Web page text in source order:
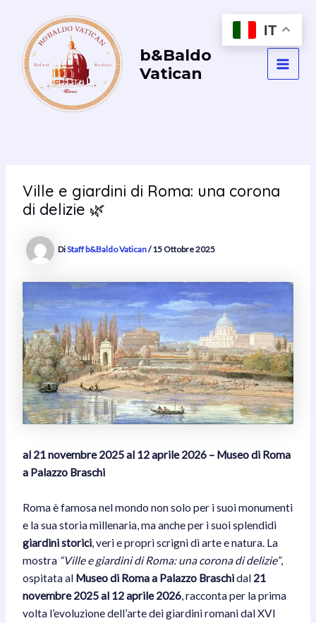
contenuto
b&Baldo
Vatican
Ville e giardini di Roma: una corona
di delizie 🌿
DiStaff b&Baldo Vatican/15 Ottobre 2025
al 21 novembre 2025 al 12 aprile 2026 – Museo di Roma
a Palazzo Braschi
Roma è famosa nel mondo non solo per i suoi monumenti
e la sua storia millenaria, ma anche per i suoi splendidi
giardini storici, veri e propri scrigni di arte e natura. La
mostra “Ville e giardini di Roma: una corona di delizie”,
ospitata al Museo di Roma a Palazzo Braschidal 21
novembre 2025 al 12 aprile 2026, racconta per la prima
volta l’evoluzione dell’arte dei giardini romani dal XVI
IT